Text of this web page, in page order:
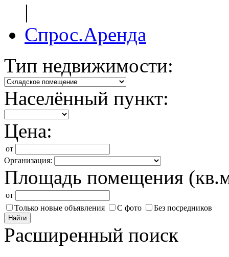
|
Спрос.Аренда
Тип недвижимости:
Населённый пункт:
Цена:
от
Организация:
Площадь помещения
от
Только новые объявления
С фото Без посредников
Найти
Расширенный поиск